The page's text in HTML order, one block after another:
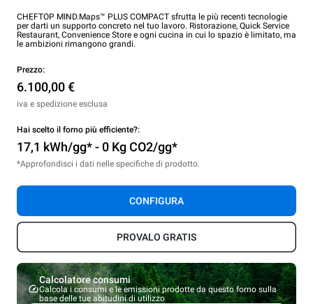
CHEFTOP MIND.Maps™ PLUS COMPACT sfrutta le più recenti tecnologie
per darti un supporto concreto nel tuo lavoro. Ristorazione, Quick Service
Restaurant, Convenience Store e ogni cucina in cui lo spazio è limitato, ma
le ambizioni rimangono grandi.
Prezzo:
6.100,00 €
iva e spedizione esclusa
Hai scelto il forno più efficiente?:
17,1 kWh/gg* - 0 Kg CO2/gg*
*Approfondisci i dati nelle specifiche di prodotto.
CONFIGURA
PROVALO GRATIS
Calcolatore consumi
Calcola i consumi e le emissioni prodotte da questo forno sulla
base delle tue abitudini di utilizzo